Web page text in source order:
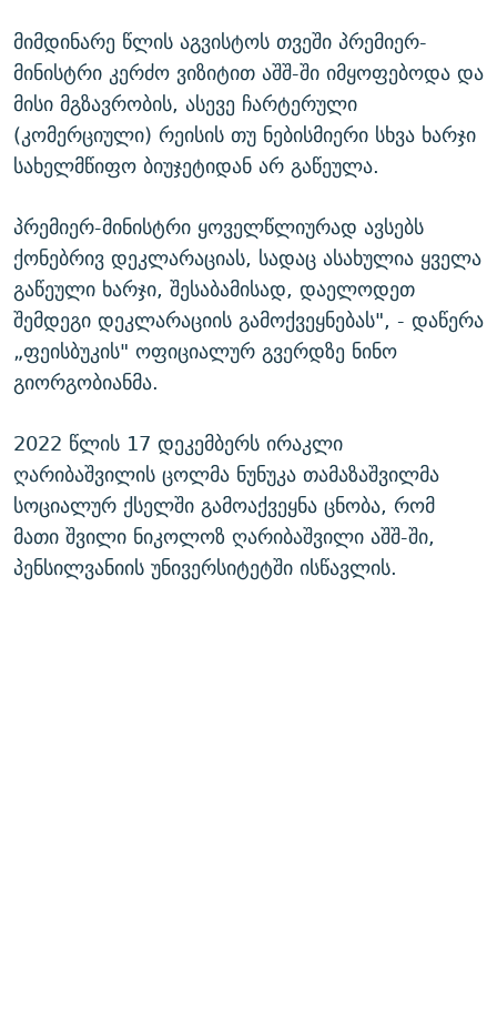
მიმდინარე წლის აგვისტოს თვეში პრემიერ-
მინისტრი კერძო ვიზიტით აშშ-ში იმყოფებოდა და
მისი მგზავრობის, ასევე ჩარტერული
(კომერციული) რეისის თუ ნებისმიერი სხვა ხარჯი
სახელმწიფო ბიუჯეტიდან არ გაწეულა.
პრემიერ-მინისტრი ყოველწლიურად ავსებს
ქონებრივ დეკლარაციას, სადაც ასახულია ყველა
გაწეული ხარჯი, შესაბამისად, დაელოდეთ
შემდეგი დეკლარაციის გამოქვეყნებას", - დაწერა
„ფეისბუკის" ოფიციალურ გვერდზე ნინო
გიორგობიანმა.
2022 წლის 17 დეკემბერს ირაკლი
ღარიბაშვილის ცოლმა ნუნუკა თამაზაშვილმა
სოციალურ ქსელში გამოაქვეყნა ცნობა, რომ
მათი შვილი ნიკოლოზ ღარიბაშვილი აშშ-ში,
პენსილვანიის უნივერსიტეტში ისწავლის.